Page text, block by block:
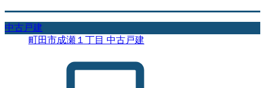
中古戸建
町田市成瀬１丁目 中古戸建